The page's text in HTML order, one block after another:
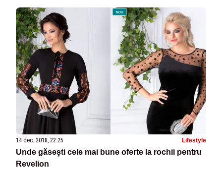
14 dec. 2018, 22:25 Lifestyle
Unde găsești cele mai bune oferte la rochii pentru
Revelion